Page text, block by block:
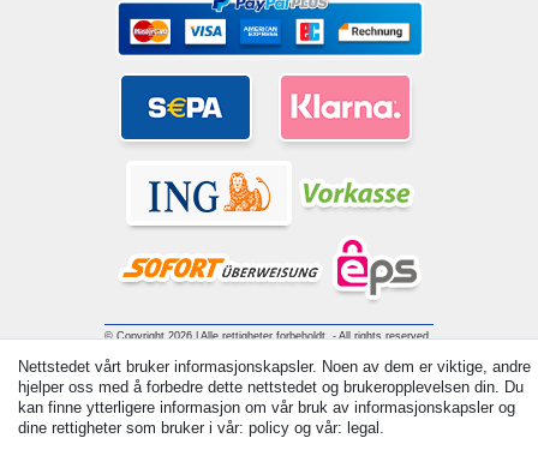
© Copyright 2026 | Alle rettigheter forbeholdt. - All rights reserved.
Prices incl. VAT. 19% VAT Basic prices see article detail | *
Applies to deliveries to the UK!
Nettstedet vårt bruker informasjonskapsler. Noen av dem er viktige, andre
hjelper oss med å forbedre dette nettstedet og brukeropplevelsen din. Du
kan finne ytterligere informasjon om vår bruk av informasjonskapsler og
dine rettigheter som bruker i vår: policy og vår: legal.
Withdraw from contract here